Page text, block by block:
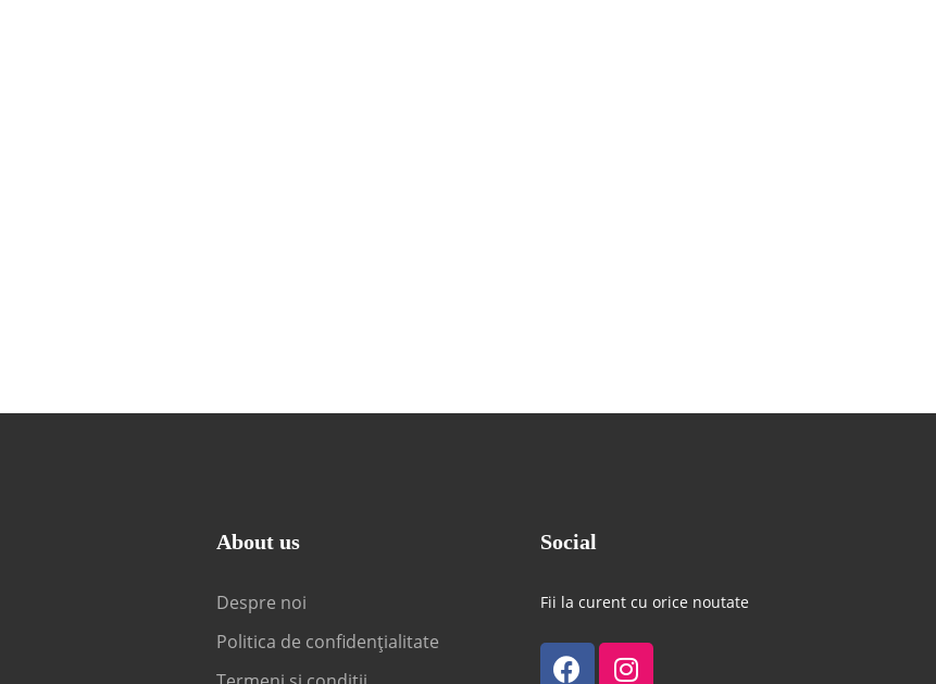
About us
Despre noi
Politica de confidențialitate
Social
Fii la curent cu orice noutate